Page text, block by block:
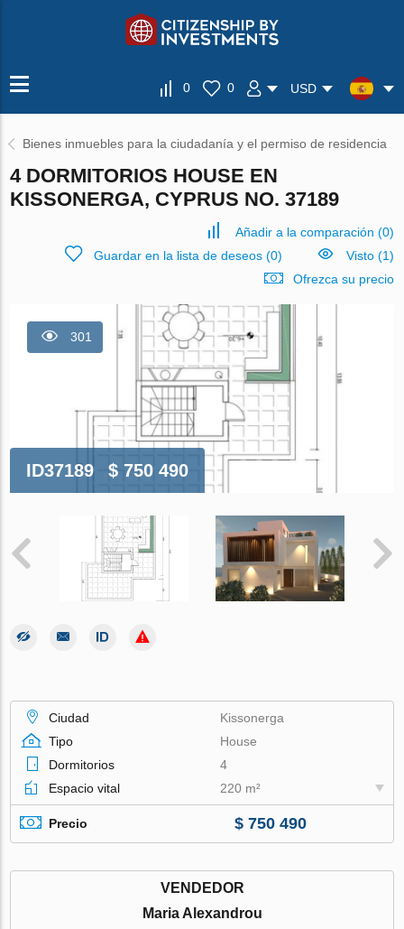
0 0 USD
Bienes inmuebles para la ciudadanía y el permiso de residencia
4 DORMITORIOS HOUSE EN
KISSONERGA, CYPRUS NO. 37189
Añadir a la comparación (0)
Guardar en la lista de deseos(0)
Visto (1)
Ofrezca su precio
301
ID37189 $ 750 490
Ciudad
Kissonerga
Tipo
House
Dormitorios
4
Espacio vital
220 m²
Precio $ 750 490
VENDEDOR
Maria Alexandrou